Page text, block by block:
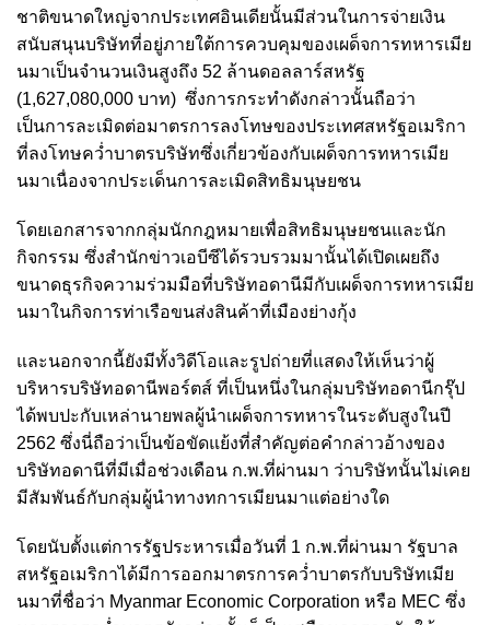
ชาติขนาดใหญ่จากประเทศอินเดียนั้นมีส่วนในการจ่ายเงิน
สนับสนุนบริษัทที่อยู่ภายใต้การควบคุมของเผด็จการทหารเมีย
นมาเป็นจำนวนเงินสูงถึง 52 ล้านดอลลาร์สหรัฐ
(1,627,080,000 บาท) ซึ่งการกระทำดังกล่าวนั้นถือว่า
เป็นการละเมิดต่อมาตรการลงโทษของประเทศสหรัฐอเมริกา
ที่ลงโทษคว่ำบาตรบริษัทซึ่งเกี่ยวข้องกับเผด็จการทหารเมีย
นมาเนื่องจากประเด็นการละเมิดสิทธิมนุษยชน
โดยเอกสารจากกลุ่มนักกฎหมายเพื่อสิทธิมนุษยชนและนัก
กิจกรรม ซึ่งสำนักข่าวเอบีซีได้รวบรวมมานั้นได้เปิดเผยถึง
ขนาดธุรกิจความร่วมมือที่บริษัทอดานีมีกับเผด็จการทหารเมีย
นมาในกิจการท่าเรือขนส่งสินค้าที่เมืองย่างกุ้ง
และนอกจากนี้ยังมีทั้งวิดีโอและรูปถ่ายที่แสดงให้เห็นว่าผู้
บริหารบริษัทอดานีพอร์ตส์ ที่เป็นหนึ่งในกลุ่มบริษัทอดานีกรุ๊ป
ได้พบปะกับเหล่านายพลผู้นำเผด็จการทหารในระดับสูงในปี
2562 ซึ่งนี่ถือว่าเป็นข้อขัดแย้งที่สำคัญต่อคำกล่าวอ้างของ
บริษัทอดานีที่มีเมื่อช่วงเดือน ก.พ.ที่ผ่านมา ว่าบริษัทนั้นไม่เคย
มีสัมพันธ์กับกลุ่มผู้นำทางทการเมียนมาแต่อย่างใด
โดยนับตั้งแต่การรัฐประหารเมื่อวันที่ 1 ก.พ.ที่ผ่านมา รัฐบาล
สหรัฐอเมริกาได้มีการออกมาตรการคว่ำบาตรกับบริษัทเมีย
นมาที่ชื่อว่า Myanmar Economic Corporation หรือ MEC ซึ่ง